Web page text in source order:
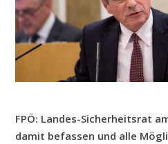
FPÖ: Landes-Sicherheitsrat
damit befassen und alle